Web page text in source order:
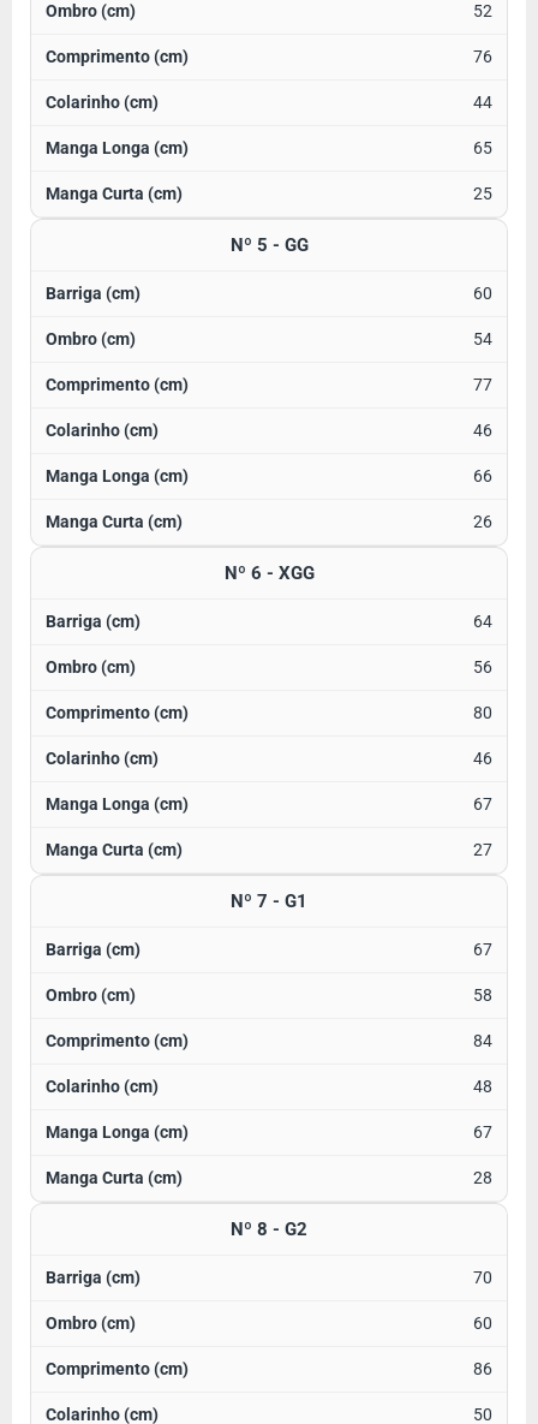
52
76
44
65
25
Nº 5 - GG
60
54
77
46
66
26
Nº 6 - XGG
64
56
80
46
67
27
Nº 7 - G1
67
58
84
48
67
28
Nº 8 - G2
70
60
86
50